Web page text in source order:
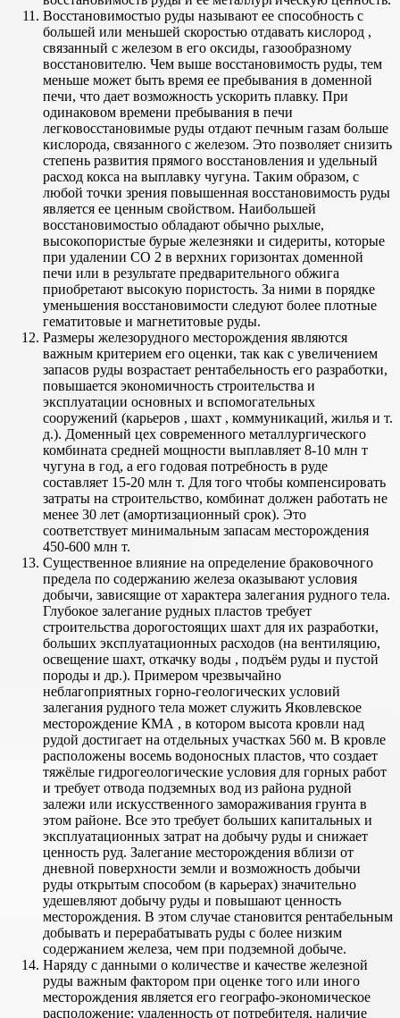
Восстановимостыо руды называют ее способность с
большей или меньшей скоростью отдавать кислород ,
связанный с железом в его оксиды, газообразному
восстановителю. Чем выше восстановимость руды, тем
меньше может быть время ее пребывания в доменной
печи, что дает возможность ускорить плавку. При
одинаковом времени пребывания в печи
легковосстановимые руды отдают печным газам больше
кислорода, связанного с железом. Это позволяет снизить
степень развития прямого восстановления и удельный
расход кокса на выплавку чугуна. Таким образом, с
любой точки зрения повышенная восстановимость руды
является ее ценным свойством. Наибольшей
восстановимостыо обладают обычно рыхлые,
высокопористые бурые железняки и сидериты, которые
при удалении CO 2 в верхних горизонтах доменной
печи или в результате предварительного обжига
приобретают высокую пористость. За ними в порядке
уменьшения восстановимости следуют более плотные
гематитовые и магнетитовые руды.
Размеры железорудного месторождения являются
важным критерием его оценки, так как с увеличением
запасов руды возрастает рентабельность его разработки,
повышается экономичность строительства и
эксплуатации основных и вспомогательных
сооружений (карьеров , шахт , коммуникаций, жилья и т.
д.). Доменный цех современного металлургического
комбината средней мощности выплавляет 8-10 млн т
чугуна в год, а его годовая потребность в руде
составляет 15-20 млн т. Для того чтобы компенсировать
затраты на строительство, комбинат должен работать не
менее 30 лет (амортизационный срок). Это
соответствует минимальным запасам месторождения
450-600 млн т.
Существенное влияние на определение браковочного
предела по содержанию железа оказывают условия
добычи, зависящие от характера залегания рудного тела.
Глубокое залегание рудных пластов требует
строительства дорогостоящих шахт для их разработки,
больших эксплуатационных расходов (на вентиляцию,
освещение шахт, откачку воды , подъём руды и пустой
породы и др.). Примером чрезвычайно
неблагоприятных горно-геологических условий
залегания рудного тела может служить Яковлевское
месторождение КМА , в котором высота кровли над
рудой достигает на отдельных участках 560 м. В кровле
расположены восемь водоносных пластов, что создает
тяжёлые гидрогеологические условия для горных работ
и требует отвода подземных вод из района рудной
залежи или искусственного замораживания грунта в
этом районе. Все это требует больших капитальных и
эксплуатационных затрат на добычу руды и снижает
ценность руд. Залегание месторождения вблизи от
дневной поверхности земли и возможность добычи
руды открытым способом (в карьерах) значительно
удешевляют добычу руды и повышают ценность
месторождения. В этом случае становится рентабельным
добывать и перерабатывать руды с более низким
содержанием железа, чем при подземной добыче.
Наряду с данными о количестве и качестве железной
руды важным фактором при оценке того или иного
месторождения является его географо-экономическое
расположение: удаленность от потребителя, наличие